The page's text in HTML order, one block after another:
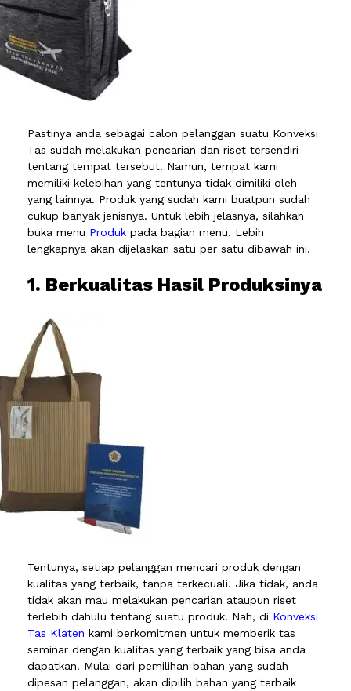
Pastinya anda sebagai calon pelanggan suatu Konveksi
Tas sudah melakukan pencarian dan riset tersendiri
tentang tempat tersebut. Namun, tempat kami
memiliki kelebihan yang tentunya tidak dimiliki oleh
yang lainnya. Produk yang sudah kami buatpun sudah
cukup banyak jenisnya. Untuk lebih jelasnya, silahkan
buka menu Produk pada bagian menu. Lebih
lengkapnya akan dijelaskan satu per satu dibawah ini.
1. Berkualitas Hasil Produksinya
Tentunya, setiap pelanggan mencari produk dengan
kualitas yang terbaik, tanpa terkecuali. Jika tidak, anda
tidak akan mau melakukan pencarian ataupun riset
terlebih dahulu tentang suatu produk. Nah, di Konveksi
Tas Klaten kami berkomitmen untuk memberik tas
seminar dengan kualitas yang terbaik yang bisa anda
dapatkan. Mulai dari pemilihan bahan yang sudah
dipesan pelanggan, akan dipilih bahan yang terbaik